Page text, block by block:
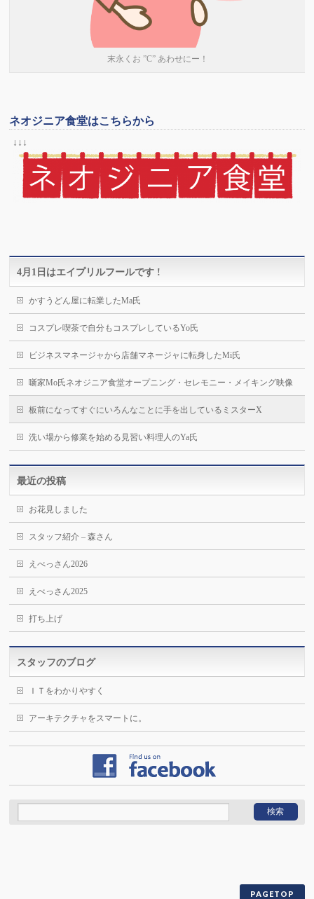
末永くお ”C” あわせにー！
ネオジニア食堂はこちらから
↓↓↓
4月1日はエイプリルフールです !
かすうどん屋に転業したMa氏
コスプレ喫茶で自分もコスプレしているYo氏
ビジネスマネージャから店舗マネージャに転身したMi氏
噺家Mo氏ネオジニア食堂オープニング・セレモニー・メイキング映像
板前になってすぐにいろんなことに手を出しているミスターX
洗い場から修業を始める見習い料理人のYa氏
最近の投稿
お花見しました
スタッフ紹介 – 森さん
えべっさん2026
えべっさん2025
打ち上げ
スタッフのブログ
ＩＴをわかりやすく
アーキテクチャをスマートに。
PAGETOP